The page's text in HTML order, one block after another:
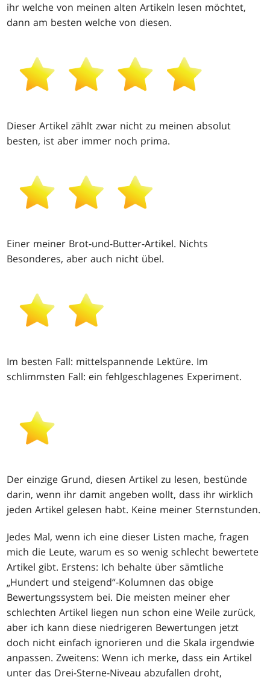
ihr welche von meinen alten Artikeln lesen möchtet,
dann am besten welche von diesen.
Dieser Artikel zählt zwar nicht zu meinen absolut
besten, ist aber immer noch prima.
Einer meiner Brot-und-Butter-Artikel. Nichts
Besonderes, aber auch nicht übel.
Im besten Fall: mittelspannende Lektüre. Im
schlimmsten Fall: ein fehlgeschlagenes Experiment.
Der einzige Grund, diesen Artikel zu lesen, bestünde
darin, wenn ihr damit angeben wollt, dass ihr wirklich
jeden Artikel gelesen habt. Keine meiner Sternstunden.
Jedes Mal, wenn ich eine dieser Listen mache, fragen
mich die Leute, warum es so wenig schlecht bewertete
Artikel gibt. Erstens: Ich behalte über sämtliche
„Hundert und steigend“-Kolumnen das obige
Bewertungssystem bei. Die meisten meiner eher
schlechten Artikel liegen nun schon eine Weile zurück,
aber ich kann diese niedrigeren Bewertungen jetzt
doch nicht einfach ignorieren und die Skala irgendwie
anpassen. Zweitens: Wenn ich merke, dass ein Artikel
unter das Drei-Sterne-Niveau abzufallen droht,